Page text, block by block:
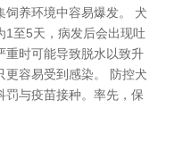
饲养环境中容易爆发。 犬
1至5天，病发后会出现吐
重时可能导致脱水以致升
更容易受到感染。 防控犬
罚与疫苗接种。率先，保